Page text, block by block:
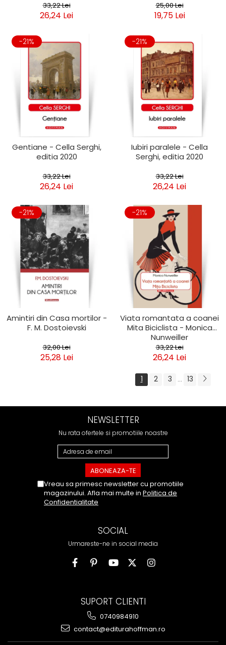
33,22 Lei
26,24 Lei
25,00 Lei
19,75 Lei
-21%
Gentiane - Cella Serghi,
editia 2020
33,22 Lei
26,24 Lei
-21%
Iubiri paralele - Cella
Serghi, editia 2020
33,22 Lei
26,24 Lei
-21%
Amintiri din Casa mortilor -
F. M. Dostoievski
32,00 Lei
25,28 Lei
-21%
Viata romantata a coanei
Mita Biciclista - Monica
Nunweiller
33,22 Lei
26,24 Lei
1 2 3 ... 13
NEWSLETTER
Nu rata ofertele si promotiile noastre
Vreau sa primesc newsletter cu promotiile
magazinului. Afla mai multe in Politica de
Confidentialitate
SOCIAL
Urmareste-ne in social media
SUPORT CLIENTI
0740984910
contact@editurahoffman.ro